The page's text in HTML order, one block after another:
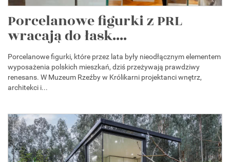
Porcelanowe figurki z PRL
wracają do łask....
Porcelanowe figurki, które przez lata były nieodłącznym elementem
wyposażenia polskich mieszkań, dziś przeżywają prawdziwy
renesans. W Muzeum Rzeźby w Królikarni projektanci wnętrz,
architekci i...